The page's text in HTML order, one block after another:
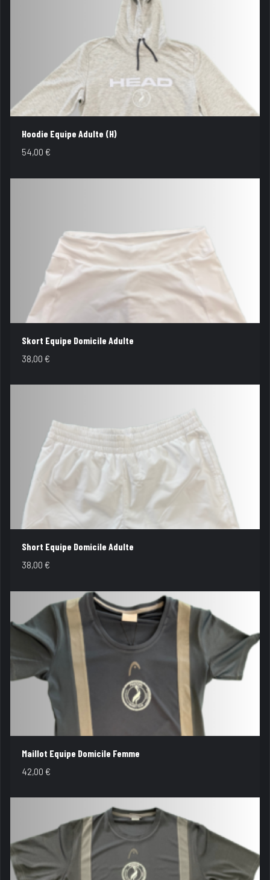
Hoodie Equipe Adulte (H)
54,00€
Skort Equipe Domicile Adulte
38,00€
Short Equipe Domicile Adulte
38,00€
Maillot Equipe Domicile Femme
42,00€